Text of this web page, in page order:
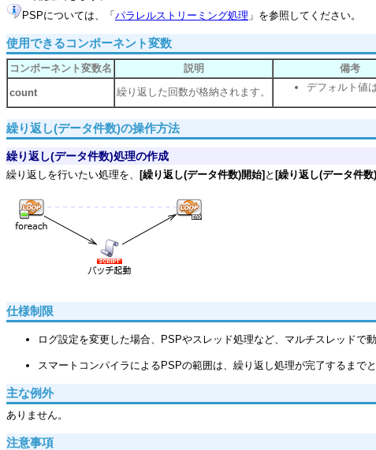
PSPについては、「 パラレルストリーミング処理 」を参照してください。
使用できるコンポーネント変数
コンポーネント変数名 説明 備考
count 繰り返した回数が格納されます。 デフォルト値
繰り返し(データ件数)の操作方法
繰り返し(データ件数)処理の作成
繰り返しを行いたい処理を、 [繰り返し(データ件数)開始] と [繰り返し(データ件数
仕様制限
ログ設定を変更した場合、PSPやスレッド処理など、マルチスレッドで
スマートコンパイラによるPSPの範囲は、繰り返し処理が完了するまでと
主な例外
ありません。
注意事項